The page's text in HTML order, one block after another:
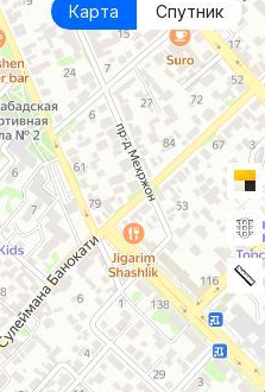
Карта Спутник